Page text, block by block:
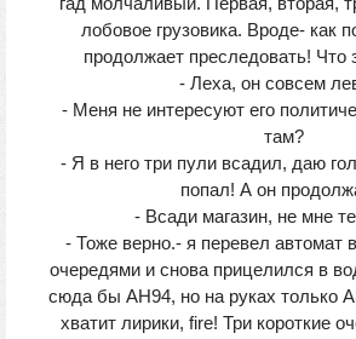
лобовое грузовика. Вроде- как
продолжает преследовать! Что
- Леха, он совсем
- Меня не интересуют его
там?
- Я в него три пули всадил, даю
попал! А он
- Всади магазин, не мне
- Тоже верно.- я перевел автомат
очередями и снова прицелился в
сюда бы АН94, но на руках только
хватит лирики, fire! Три короткие